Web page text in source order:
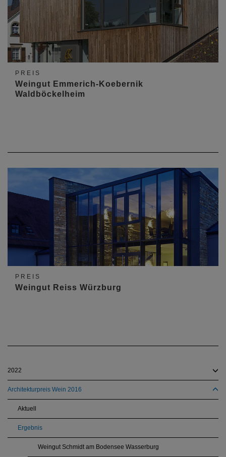
PREIS
Weingut Emmerich-Koebernik
Waldböckelheim
PREIS
Weingut Reiss Würzburg
2022
Architekturpreis Wein 2016
Aktuell
Ergebnis
Weingut Schmidt am Bodensee Wasserburg